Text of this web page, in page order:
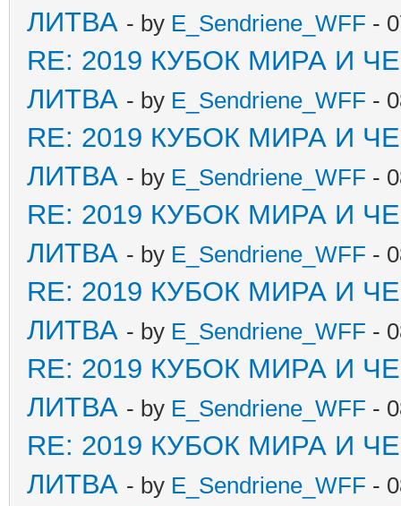
ЛИТВА - by E_Sendriene_WFF -
RE: 2019 КУБОК МИРА И
ЛИТВА - by E_Sendriene_WFF -
RE: 2019 КУБОК МИРА И
ЛИТВА - by E_Sendriene_WFF -
RE: 2019 КУБОК МИРА И
ЛИТВА - by E_Sendriene_WFF -
RE: 2019 КУБОК МИРА И
ЛИТВА - by E_Sendriene_WFF -
RE: 2019 КУБОК МИРА И
ЛИТВА - by E_Sendriene_WFF -
RE: 2019 КУБОК МИРА И
ЛИТВА - by E_Sendriene_WFF -